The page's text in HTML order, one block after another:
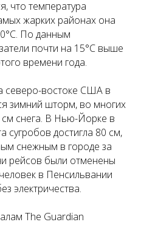
что температура
жарких районах она
По данным
почти на 15°C выше
времени года.
северо-востоке США в
зимний шторм, во многих
снега. В Нью-Йорке в
сугробов достигла 80 см,
снежным в городе за
рейсов были отменены
в Пенсильвании
электричества.
The Guardian